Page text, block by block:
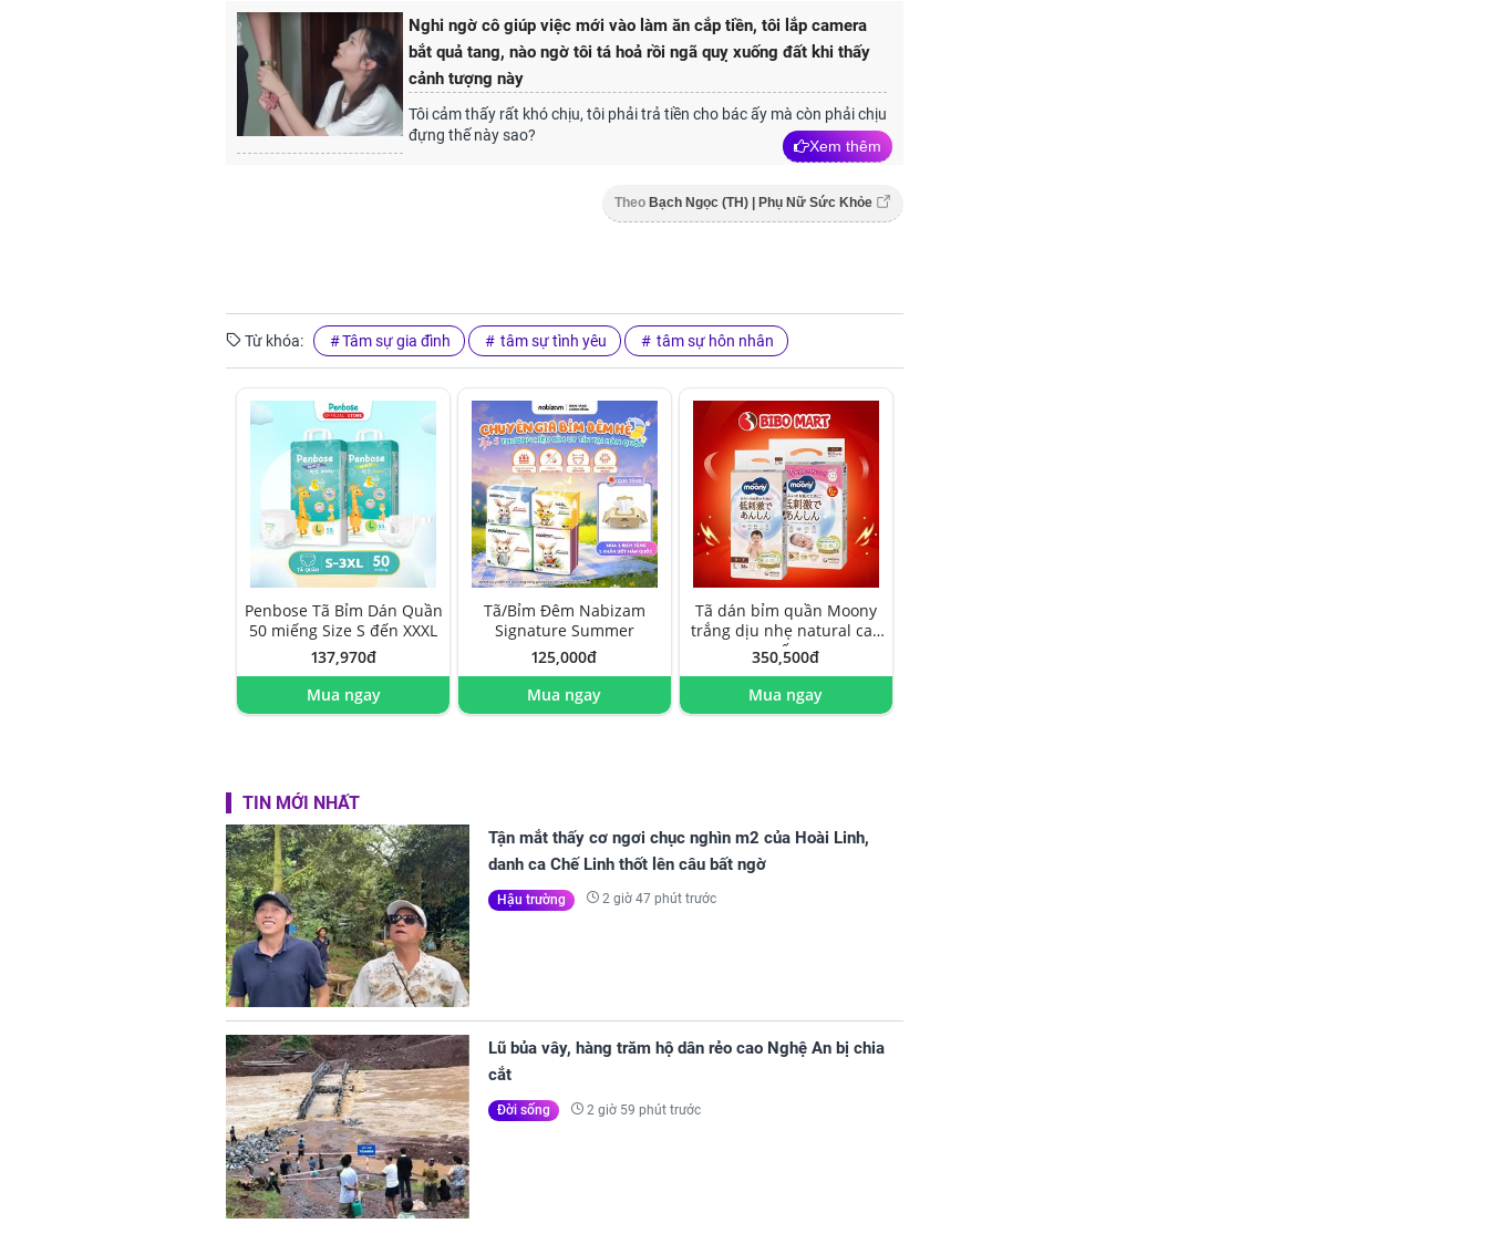
Nghi ngờ cô giúp việc mới vào làm ăn cắp tiền, tôi lắp camera
bắt quả tang, nào ngờ tôi tá hoả rồi ngã quỵ xuống đất khi thấy
cảnh tượng này
Tôi cảm thấy rất khó chịu, tôi phải trả tiền cho bác ấy mà còn phải chịu
đựng thế này sao?
Xem thêm
Theo Bạch Ngọc (TH) | Phụ Nữ Sức Khỏe
Từ khóa: Tâm sự gia đình tâm sự tình yêu tâm sự hôn nhân
Penbose Tã Bỉm Dán Quần
50 miếng Size S đến XXXL
137,970đ
Mua ngay
Tã/Bỉm Đêm Nabizam
Signature Summer
125,000đ
Mua ngay
Tã dán bỉm quần Moony
trắng dịu nhẹ natural cao
cấp
350,500đ
Mua ngay
TIN MỚI NHẤT
Tận mắt thấy cơ ngơi chục nghìn m2 của Hoài Linh,
danh ca Chế Linh thốt lên câu bất ngờ
Hậu trường 2 giờ 47 phút trước
Lũ bủa vây, hàng trăm hộ dân rẻo cao Nghệ An bị chia
cắt
Đời sống 2 giờ 59 phút trước